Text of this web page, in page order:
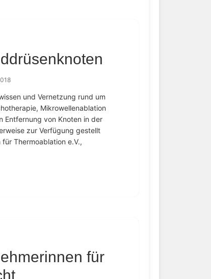
und Vernetzung rund um
Mikrowellenablation
Entfernung von Knoten in der
zur Verfügung gestellt
Thermoablation e.V.,
für